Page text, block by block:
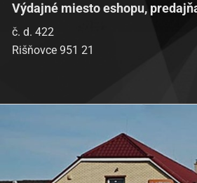
Výdajné miesto eshopu,
č. d. 422
Rišňovce 951 21